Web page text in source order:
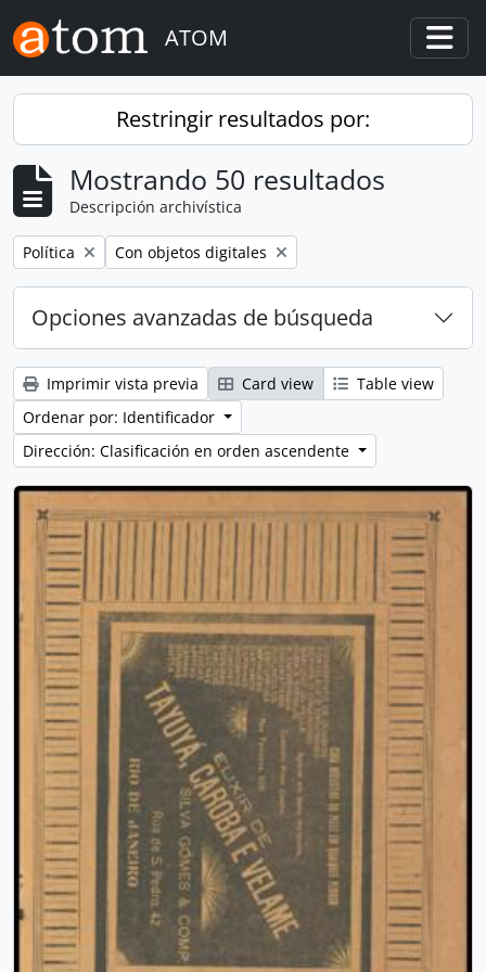
Skip to main content
ATOM
Restringir resultados por:
Mostrando 50 resultados
Descripción archivística
Remove filter:
Política Remove filter:
Con objetos digitales
Opciones avanzadas de búsqueda
Imprimir vista previa Card view
Table view
Ordenar por: Identificador
Dirección: Clasificación en orden ascendente